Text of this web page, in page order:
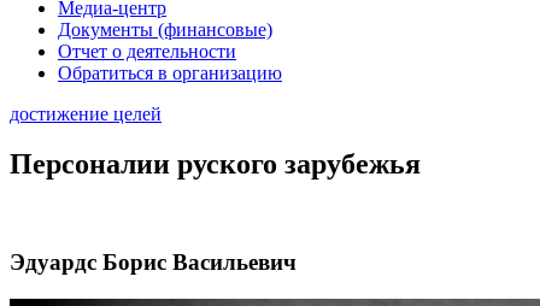
Медиа-центр
Документы (финансовые)
Отчет о деятельности
Обратиться в организацию
достижение целей
Персоналии руского зарубежья
Эдуардс Борис Васильевич